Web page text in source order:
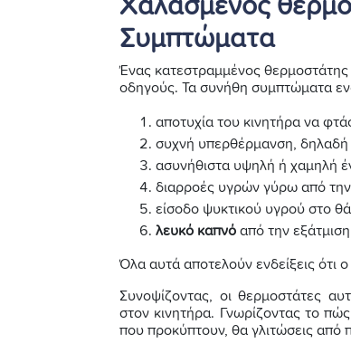
Χαλασμένος
Συμπτώματα
Ένας κατεστραμμένος
οδηγούς. Τα συνήθη συμπτώματα
αποτυχία του κινητήρα να
συχνή υπερθέρμανση, δηλαδή
ασυνήθιστα υψηλή ή χαμηλή
διαρροές υγρών γύρω από την
είσοδο ψυκτικού υγρού στο
λευκό καπνό από την εξάτμιση
Όλα αυτά αποτελούν ενδείξεις ότι
Συνοψίζοντας, οι θερμοστάτες
στον κινητήρα. Γνωρίζοντας το
που προκύπτουν, θα γλιτώσεις από